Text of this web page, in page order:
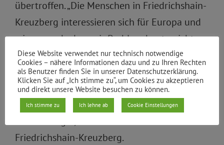
übertroffen. „Die Menschen in Friedrichshain-
Kreuzberg interessieren sich für Europa und
wissen auch, dass wir Problem heute nicht
mehr nur national lösen können. Unser Green
New Deal, als Konzept für Europa um
Ökologie, Ökonomie und Soziales zu
verbinden, hat überzeugt“, sagt Katrin
Friedrichshain-Kreuzberg.
Diese Website verwendet nur technisch notwendige
Cookies – nähere Informationen dazu und zu Ihren Rechten
als Benutzer finden Sie in unserer Datenschutzerklärung.
Klicken Sie auf „Ich stimme zu“, um Cookies zu akzeptieren
und direkt unsere Website besuchen zu können.
Ich stimme zu Ich lehne ab Cookie Einstellungen